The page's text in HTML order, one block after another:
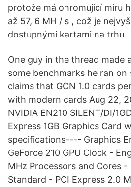
protože má ohromující míru
až 57, 6 MH / s , což je
dostupnými kartami na trhu.
One guy in the thread made
some benchmarks he ran on
claims that GCN 1.0 cards
with modern cards Aug 22,
NVIDIA EN210 SILENT/DI/
Express 1GB Graphics Card
specifications---- Graphics
GeForce 210 GPU Clock -
MHz Processors and Cores -
Standard - PCI Express 2.0